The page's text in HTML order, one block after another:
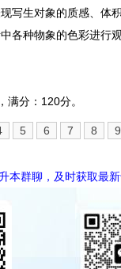
写生对象的质感、体积
各种物象的色彩进
分：120分。
5 6 7 8 9
本群聊，及时获取最新